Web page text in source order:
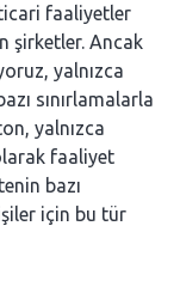
faaliyetler
şirketler. Ancak
yalnızca
sınırlamalarla
yalnızca
faaliyet
bazı
için bu tür